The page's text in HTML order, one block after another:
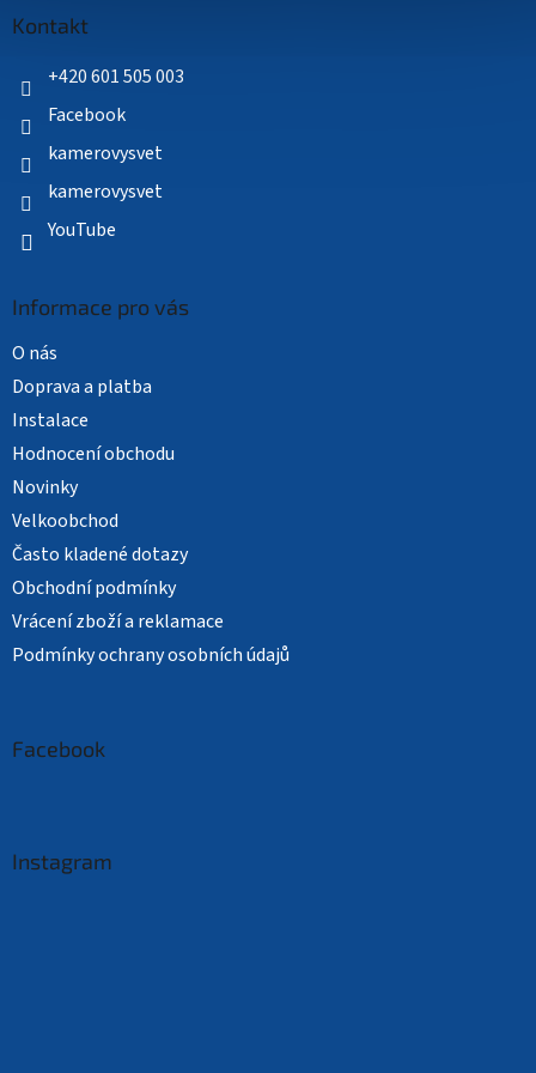
Kontakt
+420 601 505 003
Facebook
kamerovysvet
kamerovysvet
YouTube
Informace pro vás
O nás
Doprava a platba
Instalace
Hodnocení obchodu
Novinky
Velkoobchod
Často kladené dotazy
Obchodní podmínky
Vrácení zboží a reklamace
Podmínky ochrany osobních údajů
Facebook
Instagram